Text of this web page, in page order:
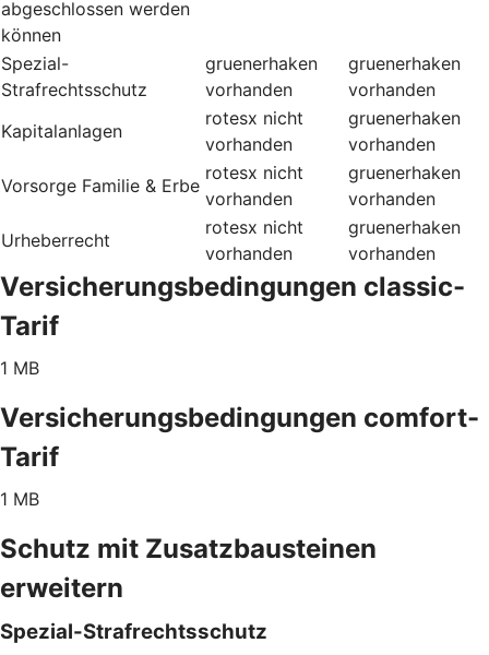
abgeschlossen werden
können
Spezial-
Strafrechtsschutz
gruenerhaken
vorhanden
gruenerhaken
vorhanden
Kapitalanlagen
rotesx nicht
vorhanden
gruenerhaken
vorhanden
Vorsorge Familie & Erbe
rotesx nicht
vorhanden
gruenerhaken
vorhanden
Urheberrecht
rotesx nicht
vorhanden
gruenerhaken
vorhanden
Versicherungsbedingungen classic-
Tarif
1 MB
Versicherungsbedingungen comfort-
Tarif
1 MB
Schutz mit Zusatzbausteinen
erweitern
Spezial-Strafrechtsschutz